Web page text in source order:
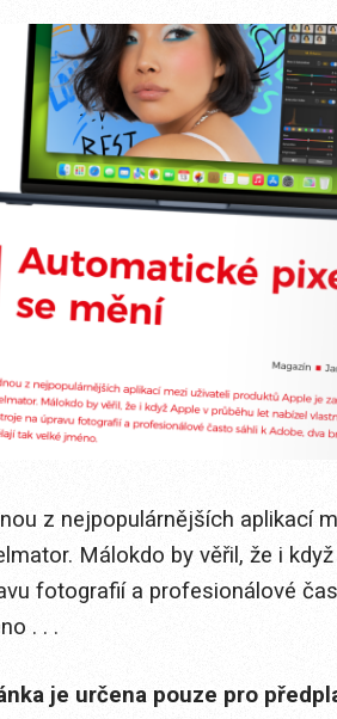
z nejpopulárnějších aplikací
Málokdo by věřil, že i
fotografií a profesionálové
. . .
je určena pouze pro